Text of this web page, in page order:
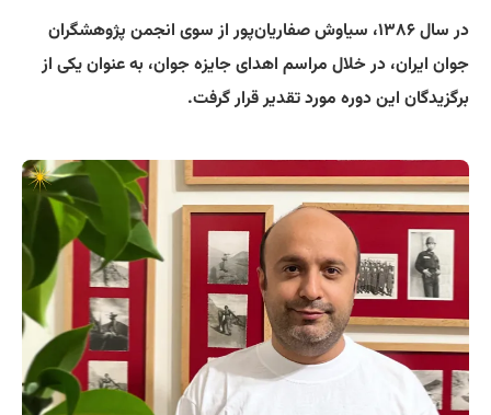
در سال ۱۳۸۶، سیاوش صفاریان‌پور از سوی انجمن پژوهشگران
جوان ایران، در خلال مراسم اهدای جایزه جوان، به عنوان یکی از
برگزیدگان این دوره مورد تقدیر قرار گرفت.